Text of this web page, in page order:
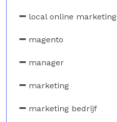
local online marketing
magento
manager
marketing
marketing bedrijf